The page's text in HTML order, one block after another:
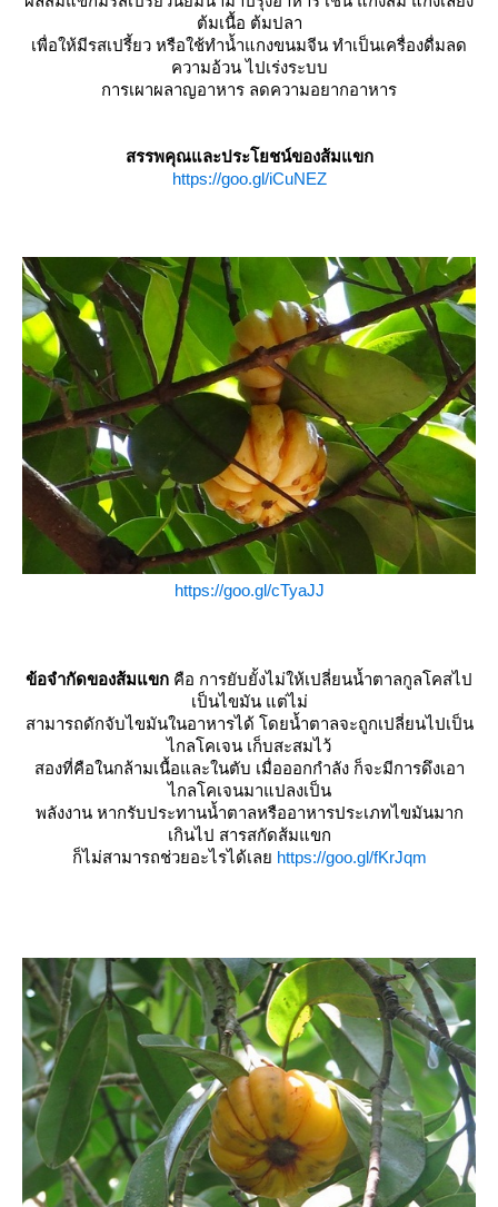
ต้มเนื้อ ต้มปลา
เพื่อให้มีรสเปรี้ยว หรือใช้ทำน้ำแกงขนมจีน ทำเป็นเครื่องดื่มลด
ความอ้วน ไปเร่งระบบ
การเผาผลาญอาหาร ลดความอยากอาหาร
สรรพคุณและประโยชน์ของส้มแขก
https://goo.gl/iCuNEZ
https://goo.gl/cTyaJJ
ข้อจำกัดของส้มแขก คือ การยับยั้งไม่ให้เปลี่ยนน้ำตาลกูลโคสไป
เป็นไขมัน แต่ไม่
สามารถดักจับไขมันในอาหารได้ โดยน้ำตาลจะถูกเปลี่ยนไปเป็น
ไกลโคเจน เก็บสะสมไว้
สองที่คือในกล้ามเนื้อและในตับ เมื่อออกกำลัง ก็จะมีการดึงเอา
ไกลโคเจนมาแปลงเป็น
พลังงาน หากรับประทานน้ำตาลหรืออาหารประเภทไขมันมาก
เกินไป สารสกัดส้มแขก
ก็ไม่สามารถช่วยอะไรได้เล https://goo.gl/fKrJqm